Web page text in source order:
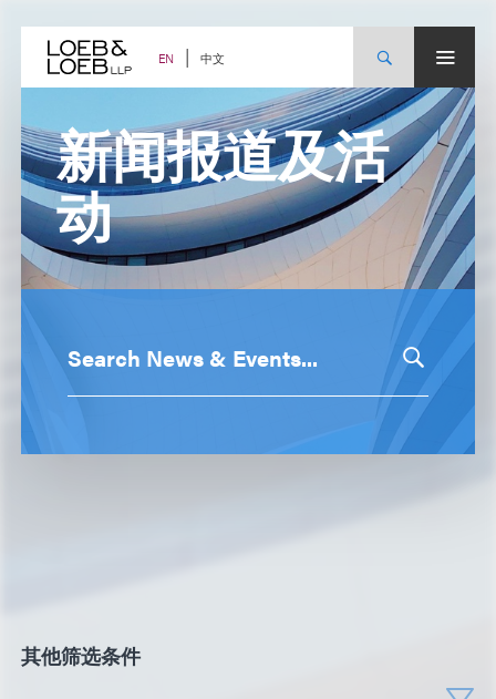
EN 中文
新闻报道及活
动
其他筛选条件